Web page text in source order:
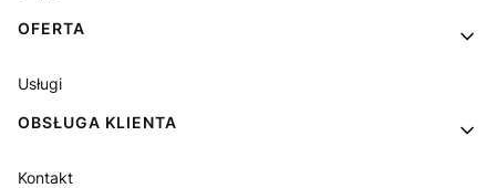
OFERTA
Usługi
OBSŁUGA KLIENTA
Kontakt